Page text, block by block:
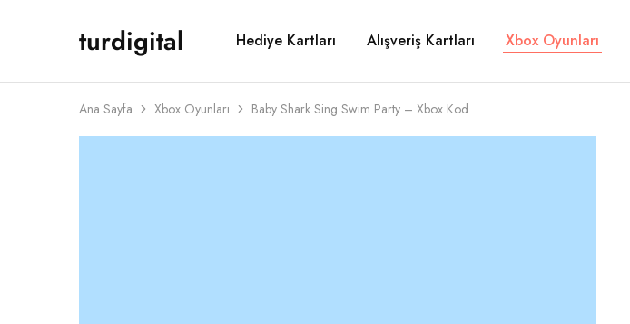
turdigital
TURDIGITAL
Dijital
&
Oyun
Kartları
&
Hediye Kartları Alışveriş Kartları Xbox Oyunları
Ana Sayfa Xbox Oyunları Baby Shark Sing Swim Party – Xbox Kod